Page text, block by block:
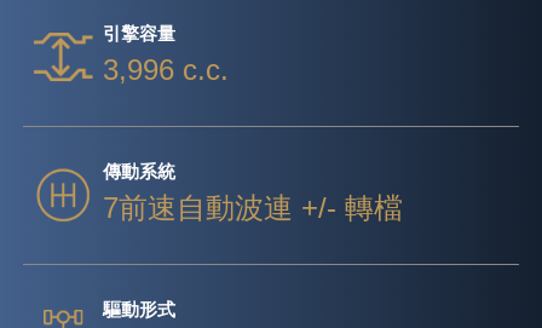
引擎容量
3,996 c.c.
傳動系統
7前速自動波連 +/- 轉檔
驅動形式